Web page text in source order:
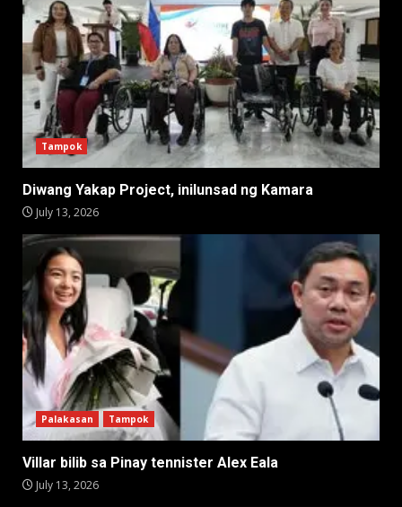
Tampok
Diwang Yakap Project, inilunsad ng Kamara
July 13, 2026
Palakasan Tampok
Villar bilib sa Pinay tennister Alex Eala
July 13, 2026